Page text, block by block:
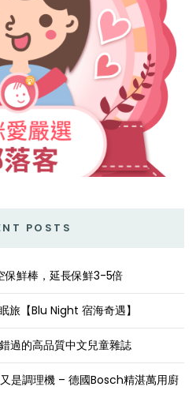
POSTS
保鮮棒，延長保鮮3-5倍
旅【Blu Night 宿海奇遇】
過的高品質中文兒童雜誌
是調理機 – 德國Bosch精湛萬用廚